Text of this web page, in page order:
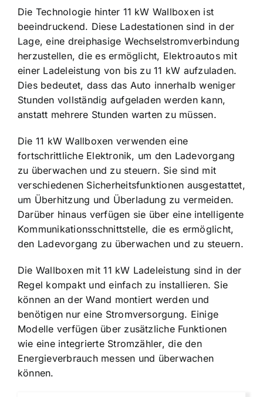
Die Technologie hinter 11 kW Wallboxen ist
beeindruckend. Diese Ladestationen sind in der
Lage, eine dreiphasige Wechselstromverbindung
herzustellen, die es ermöglicht, Elektroautos mit
einer Ladeleistung von bis zu 11 kW aufzuladen.
Dies bedeutet, dass das Auto innerhalb weniger
Stunden vollständig aufgeladen werden kann,
anstatt mehrere Stunden warten zu müssen.
Die 11 kW Wallboxen verwenden eine
fortschrittliche Elektronik, um den Ladevorgang
zu überwachen und zu steuern. Sie sind mit
verschiedenen Sicherheitsfunktionen ausgestattet,
um Überhitzung und Überladung zu vermeiden.
Darüber hinaus verfügen sie über eine intelligente
Kommunikationsschnittstelle, die es ermöglicht,
den Ladevorgang zu überwachen und zu steuern.
Die Wallboxen mit 11 kW Ladeleistung sind in der
Regel kompakt und einfach zu installieren. Sie
können an der Wand montiert werden und
benötigen nur eine Stromversorgung. Einige
Modelle verfügen über zusätzliche Funktionen
wie eine integrierte Stromzähler, die den
Energieverbrauch messen und überwachen
können.